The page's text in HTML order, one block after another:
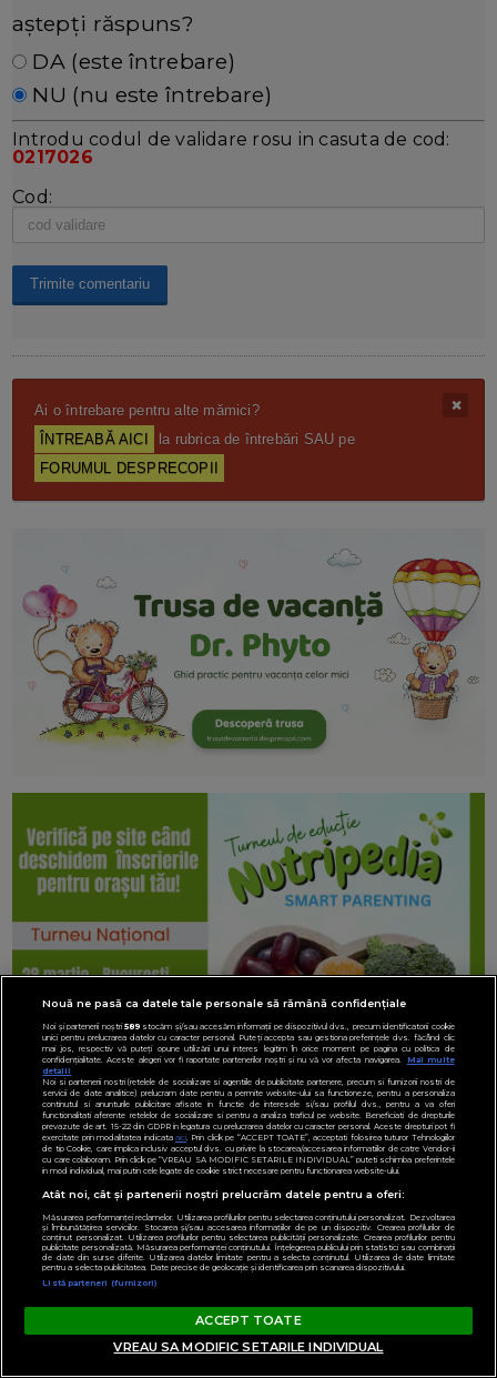
aștepți răspuns?
DA (este întrebare)
NU (nu este întrebare)
Introdu codul de validare rosu in casuta de cod:
0217026
Cod:
Ai o întrebare pentru alte mămici?
ÎNTREABĂ AICI
la rubrica de întrebări SAU pe
FORUMUL DESPRECOPII
Nouă ne pasă ca datele tale personale să rămână confidențiale
Noi și partenerii noștri589stocăm și/sau accesăm informații pe dispozitivul dvs., precum identificatorii cookie
unici pentru prelucrarea datelor cu caracter personal. Puteți accepta sau gestiona preferințele dvs. făcând clic
mai jos, respectiv vă puteți opune utilizării unui interes legitim în orice moment pe pagina cu politica de
confidențialitate. Aceste alegeri vor fi raportate partenerilor noștri și nu vă vor afecta navigarea.
Mai multe
detalii
Noi si partenerii nostri (retelele de socializare si agentiile de publicitate partenere, precum si furnizorii nostri de
servicii de date analitice) prelucram date pentru a permite website-ului sa functioneze, pentru a personaliza
continutul si anunturile publicitare afisate in functie de interesele si/sau profilul dvs., pentru a va oferi
functionalitati aferente retelelor de socializare si pentru a analiza traficul pe website. Beneficiati de drepturile
prevazute de art. 15-22 din GDPR in legatura cu prelucrarea datelor cu caracter personal. Aceste drepturi pot fi
exercitate prin modalitatea indicataaici. Prin click pe “ACCEPT TOATE”, acceptati folosirea tuturor Tehnologiilor
de tip Cookie, care implica inclusiv acceptul dvs. cu privire la stocarea/accesarea informatiilor de catre Vendor-ii
cu care colaboram. Prin click pe “VREAU SA MODIFIC SETARILE INDIVIDUAL” puteti schimba preferintele
in mod individual, mai putin cele legate de cookie strict necesare pentru functionarea website-ului.
Atât noi, cât și partenerii noștri prelucrăm datele pentru a oferi:
Măsurarea performanței reclamelor. Utilizarea profilurilor pentru selectarea conținutului personalizat. Dezvoltarea
și îmbunătățirea serviciilor. Stocarea și/sau accesarea informațiilor de pe un dispozitiv. Crearea profilurilor de
conținut personalizat. Utilizarea profilurilor pentru selectarea publicității personalizate. Crearea profilurilor pentru
publicitate personalizată. Măsurarea performanței conținutului. Înțelegerea publicului prin statistici sau combinații
de date din surse diferite. Utilizarea datelor limitate pentru a selecta conținutul. Utilizarea de date limitate
pentru a selecta publicitatea. Date precise de geolocație și identificarea prin scanarea dispozitivului.
Listă parteneri (furnizori)
ACCEPT TOATE
VREAU SA MODIFIC SETARILE INDIVIDUAL